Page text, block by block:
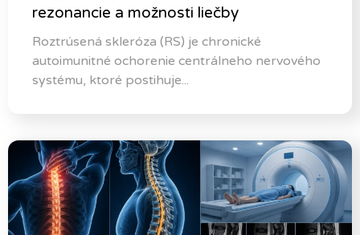
rezonancie a možnosti liečby
Roztrúsená skleróza (RS) je chronické
autoimunitné ochorenie centrálneho nervového
systému, ktoré postihuje...